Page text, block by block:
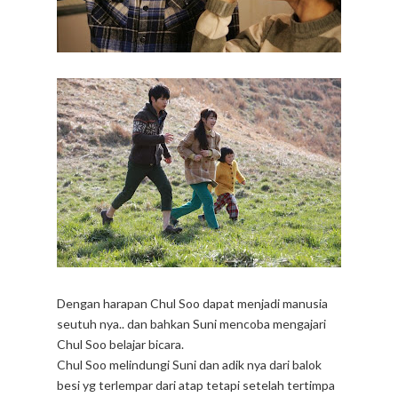
Dengan harapan Chul Soo dapat menjadi manusia
seutuh nya.. dan bahkan Suni mencoba mengajari
Chul Soo belajar bicara.
Chul Soo melindungi Suni dan adik nya dari balok
besi yg terlempar dari atap tetapi setelah tertimpa